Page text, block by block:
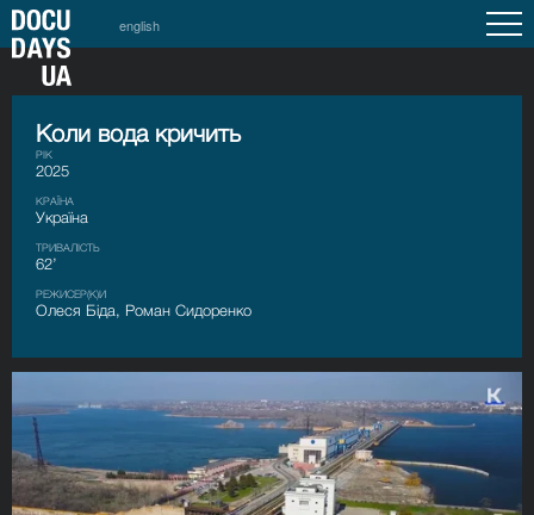
english
Коли вода кричить
РІК
2025
КРАЇНА
Україна
ТРИВАЛІСТЬ
62’
РЕЖИСЕР(К)И
Олеся Біда, Роман Сидоренко